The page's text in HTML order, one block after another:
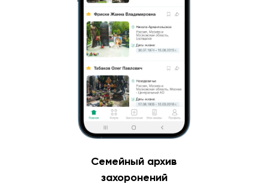
Семейный архив
захоронений